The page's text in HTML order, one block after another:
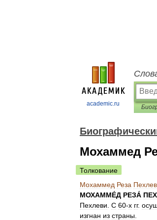
academic.ru
Мохаммед
Толкование
Мохаммед Реза
МОХАММÉД РЕЗÁ
Пехлеви С 60-х гг.
изгнан из страны